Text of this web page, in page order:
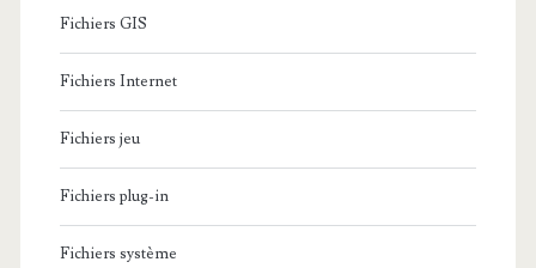
Fichiers GIS
Fichiers Internet
Fichiers jeu
Fichiers plug-in
Fichiers système